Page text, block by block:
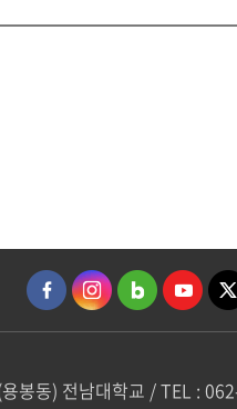
봉동) 전남대학교 / TEL :